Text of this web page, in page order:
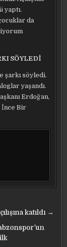
YAPTI
yaptı.
da
SÖYLEDİ
şarkı söyledi.
yaşandı.
Erdoğan,
İnce Bir
katıldı →